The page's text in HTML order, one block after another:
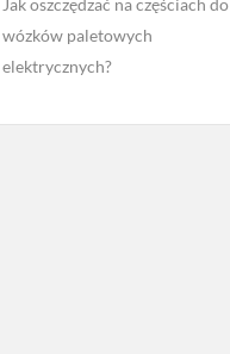
Jak oszczędzać na częściach do
wózków paletowych
elektrycznych?